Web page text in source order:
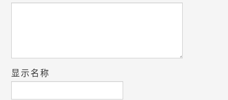
显示名称